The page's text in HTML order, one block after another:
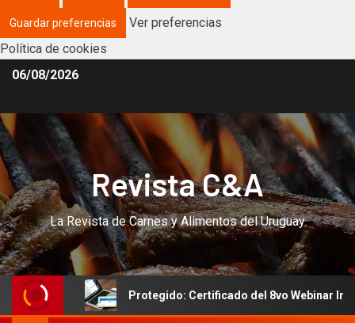
Guardar preferencias
Ver preferencias
Política de cookies
06/08/2026
Revista C&A
La Revista de Carnes y Alimentos del Uruguay
Protegido: Certificado del 8vo Webinar